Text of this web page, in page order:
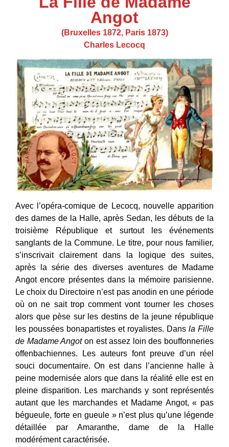
Angot
(Bruxelles 1872, Paris 1873)
Charles Lecocq
Avec l’opéra-comique de Lecocq, nouvelle apparition
des dames de la Halle, après Sedan, les débuts de la
troisième République et surtout les événements
sanglants de la Commune. Le titre, pour nous familier,
s’inscrivait clairement dans la logique des suites,
après la série des diverses aventures de Madame
Angot encore présentes dans la mémoire parisienne.
Le choix du Directoire n’est pas anodin en une période
où on ne sait trop comment vont tourner les choses
alors que pèse sur les destins de la jeune république
les poussées bonapartistes et royalistes. Dans la Fille
de Madame Angoton est assez loin des bouffonneries
offenbachiennes. Les auteurs font preuve d’un réel
souci documentaire. On est dans l’ancienne halle à
peine modernisée alors que dans la réalité elle est en
pleine disparition. Les marchands y sont représentés
autant que les marchandes et Madame Angot, « pas
bégueule, forte en gueule » n’est plus qu’une légende
détaillée par Amaranthe, dame de la Halle
modérément caractérisée.